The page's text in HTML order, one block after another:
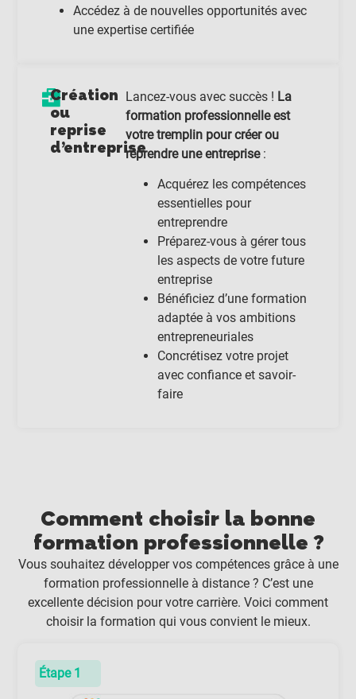
Accédez à de nouvelles opportunités avec
une expertise certifiée
Création
ou
reprise
d’entreprise
Lancez-vous avec succès ! La
formation professionnelle est
votre tremplin pour créer ou
reprendre une entreprise:
Acquérez les compétences
essentielles pour
entreprendre
Préparez-vous à gérer tous
les aspects de votre future
entreprise
Bénéficiez d’une formation
adaptée à vos ambitions
entrepreneuriales
Concrétisez votre projet
avec confiance et savoir-
faire
Comment choisir la bonne
formation professionnelle ?
Vous souhaitez développer vos compétences grâce à une
formation professionnelle à distance ? C’est une
excellente décision pour votre carrière. Voici comment
choisir la formation qui vous convient le mieux.
Étape 1